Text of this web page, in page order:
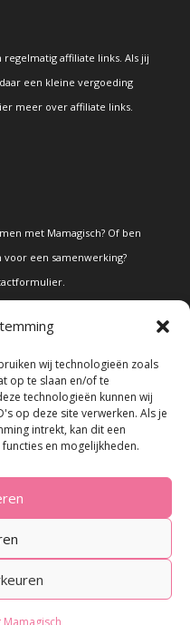
wij technologieën zoals
op te slaan en/of te
technologieën kunnen wij
op deze site verwerken. Als je
intrekt, kan dit een
en mogelijkheden.
regelmatig affiliate links. Als jij
een kleine vergoeding
meer over affiliate links.
met Mamagisch? Of ben
een samenwerking?
.
eigendom van Mamagisch.
onder geen beding
Wanneer er gebruik
van derden, zal dit